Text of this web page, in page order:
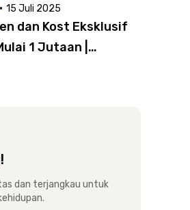
· 15 Juli 2025
dan Kost Eksklusif
1 Jutaan |
dan terjangkau untuk